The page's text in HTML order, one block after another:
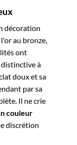
décoration
au bronze,
ont
à
doux et sa
par sa
Il ne crie
couleur
discrétion